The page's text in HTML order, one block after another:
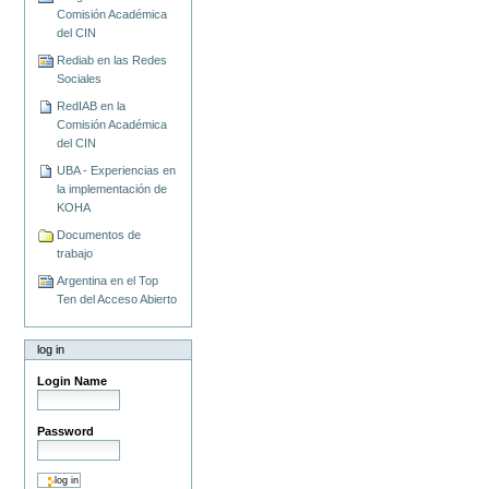
Comisión Académica
del CIN
Rediab en las Redes
Sociales
RedIAB en la
Comisión Académica
del CIN
UBA - Experiencias en
la implementación de
KOHA
Documentos de
trabajo
Argentina en el Top
Ten del Acceso Abierto
log in
Login Name
Password